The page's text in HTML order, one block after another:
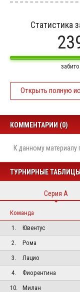
Статистика
забито
Открыть полную
КОММЕНТАРИИ (0)
К данному
ТУРНИРНЫЕ
Серия А
Команда
1.
Ювентус
2.
Рома
3.
Лацио
4.
Фиорентина
10.
Милан